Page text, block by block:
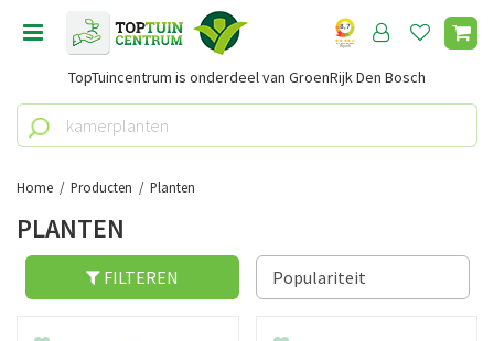
Home Producten Planten
TopTuincentrum is onderdeel van GroenRijk Den Bosch
PLANTEN
FILTEREN